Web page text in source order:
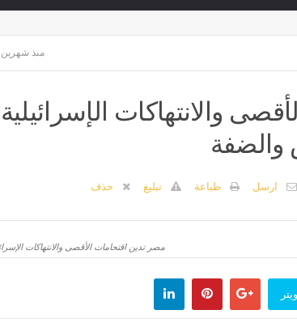
الأمريكتين"
مصر منذ 51 دقيقة
"صفقة القرن".. الصحافة التركية تحتفي بالسلطان المصري محمد
منذ شهرين —
والانتهاكات الإسرائيلية
والضفة
ارسل طباعة تبليغ حذف
مصر تدين اقتحامات الأقصى والانتهاكات